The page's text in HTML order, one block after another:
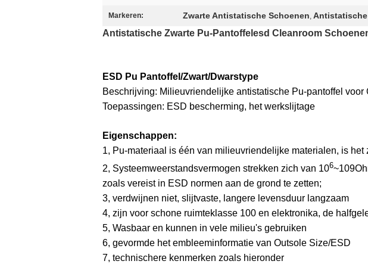
Markeren: Zwarte Antistatische Schoenen,
Antistatische Zwarte Pu-Pantoffelesd Cleanroom
ESD Pu Pantoffel/Zwart/Dwarstype
Beschrijving: Milieuvriendelijke antistatische Pu-pantoffel
Toepassingen: ESD bescherming, het werkslijtage
Eigenschappen:
1, Pu-materiaal is één van milieuvriendelijke materialen, is
2, Systeemweerstandsvermogen strekken zich van 106
zoals vereist in ESD normen aan de grond te zetten;
3, verdwijnen niet, slijtvaste, langere levensduur langzaam
4, zijn voor schone ruimteklasse 100 en elektronika, de
5, Wasbaar en kunnen in vele milieu's gebruiken
6, gevormde het embleeminformatie van Outsole Size/ESD
7, technischere kenmerken zoals hieronder